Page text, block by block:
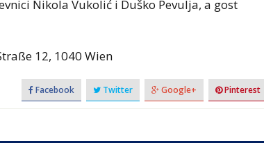
Nikola Vukolić i Duško Pevulja, a gost
12, 1040 Wien
Facebook Twitter Google+ Pinterest